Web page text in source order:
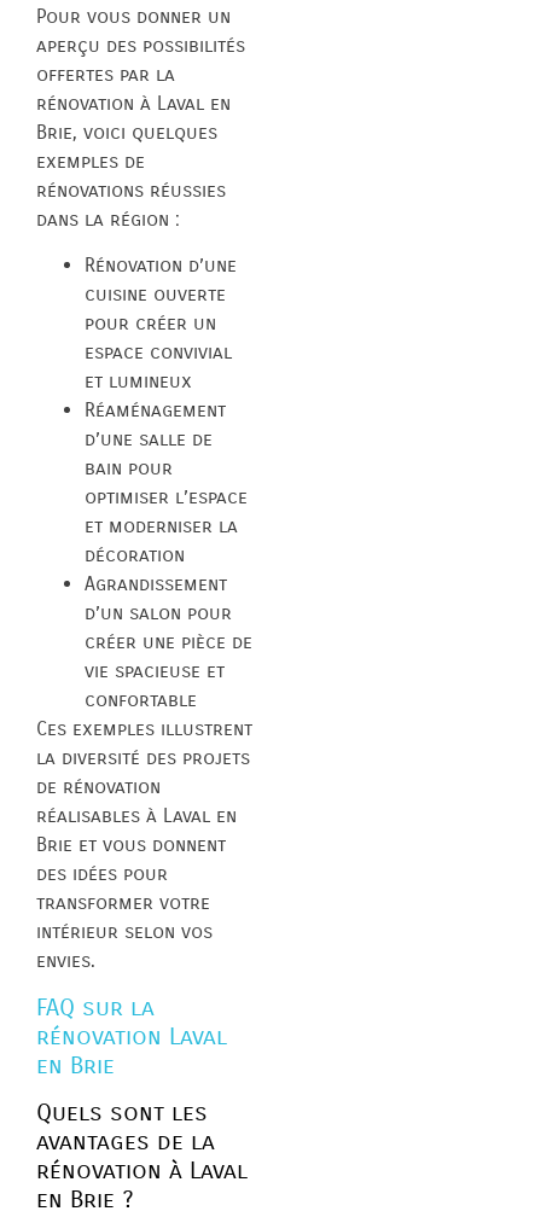
Pour vous donner un
aperçu des possibilités
offertes par la
rénovation à Laval en
Brie, voici quelques
exemples de
rénovations réussies
dans la région :
Rénovation d’une
cuisine ouverte
pour créer un
espace convivial
et lumineux
Réaménagement
d’une salle de
bain pour
optimiser l’espace
et moderniser la
décoration
Agrandissement
d’un salon pour
créer une pièce de
vie spacieuse et
confortable
Ces exemples illustrent
la diversité des projets
de rénovation
réalisables à Laval en
Brie et vous donnent
des idées pour
transformer votre
intérieur selon vos
envies.
FAQ sur la
rénovation Laval
en Brie
Quels sont les
avantages de la
rénovation à Laval
en Brie ?